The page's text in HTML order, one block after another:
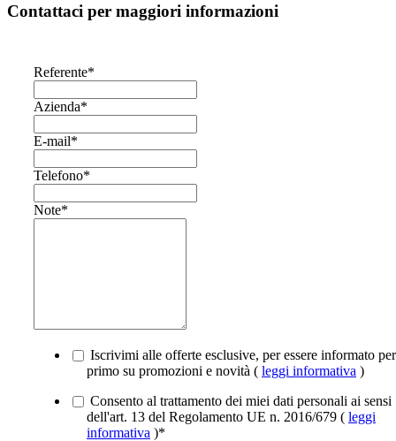
Contattaci per maggiori informazioni
Referente*
Azienda*
E-mail*
Telefono*
Note*
Iscrivimi alle offerte esclusive, per essere informato per
primo su promozioni e novità ( leggi informativa )
Consento al trattamento dei miei dati personali ai sensi
dell'art. 13 del Regolamento UE n. 2016/679 ( leggi
informativa )*